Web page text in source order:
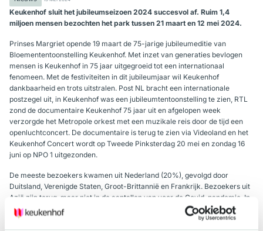
Keukenhof sluit het jubileumseizoen 2024 succesvol af. Ruim 1,4
miljoen mensen bezochten het park tussen 21 maart en 12 mei 2024.
Prinses Margriet opende 19 maart de 75-jarige jubileumeditie van
Bloemententoonstelling Keukenhof. Met inzet van generaties bevlogen
mensen is Keukenhof in 75 jaar uitgegroeid tot een internationaal
fenomeen. Met de festiviteiten in dit jubileumjaar wil Keukenhof
dankbaarheid en trots uitstralen. Post NL bracht een internationale
postzegel uit, in Keukenhof was een jubileumtentoonstelling te zien, RTL
zond de documentaire Keukenhof 75 jaar uit en afgelopen week
verzorgde het Metropole orkest met een muzikale reis door de tijd een
openluchtconcert. De documentaire is terug te zien via Videoland en het
Keukenhof Concert wordt op Tweede Pinksterdag 20 mei en zondag 16
juni op NPO 1 uitgezonden.
De meeste bezoekers kwamen uit Nederland (20%), gevolgd door
Duitsland, Verenigde Staten, Groot-Brittannië en Frankrijk. Bezoekers uit
Azië zijn terug, maar niet in de aantallen van voor de Covid-pandemie. In
totaal verwelkomde het park bezoekers uit meer dan 100 verschillende
landen.